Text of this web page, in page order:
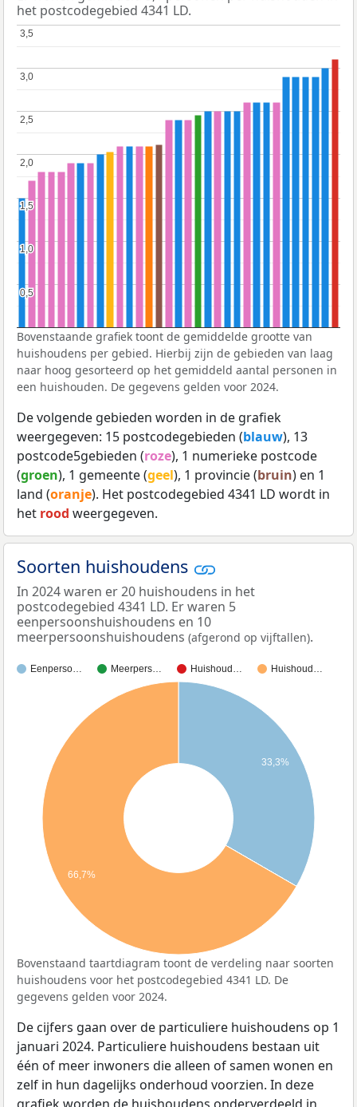
het postcodegebied 4341 LD.
0,5
0,5
1,0
1,0
1,5
1,5
2,0
2,0
2,5
2,5
3,0
3,0
3,5
3,5
Bovenstaande grafiek toont de gemiddelde grootte van
huishoudens per gebied. Hierbij zijn de gebieden van laag
naar hoog gesorteerd op het gemiddeld aantal personen in
een huishouden. De gegevens gelden voor 2024.
De volgende gebieden worden in de grafiek
weergegeven: 15 postcodegebieden (blauw), 13
postcode5gebieden (roze), 1 numerieke postcode
(groen), 1 gemeente (geel), 1 provincie (bruin) en 1
land (oranje). Het postcodegebied 4341 LD wordt in
het rood weergegeven.
Soorten huishoudens
In 2024 waren er 20 huishoudens in het
postcodegebied 4341 LD. Er waren 5
eenpersoonshuishoudens en 10
meerpersoonshuishoudens (afgerond op vijftallen).
Eenperso… Meerpers… Huishoud… Huishoud…
33,3%
66,7%
Bovenstaand taartdiagram toont de verdeling naar soorten
huishoudens voor het postcodegebied 4341 LD. De
gegevens gelden voor 2024.
De cijfers gaan over de particuliere huishoudens op 1
januari 2024. Particuliere huishoudens bestaan uit
één of meer inwoners die alleen of samen wonen en
zelf in hun dagelijks onderhoud voorzien. In deze